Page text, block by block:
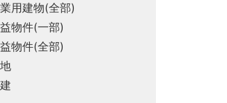
用建物(全部)
物件(一部)
物件(全部)